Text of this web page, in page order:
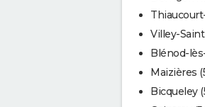
Villey-
Blénod-
Maizières
Bicqueley